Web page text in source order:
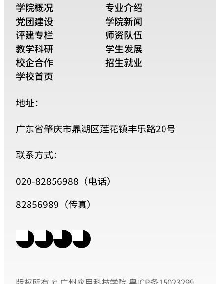
地址：
广东省肇庆市鼎湖区莲花镇丰乐路20号
联系方式：
020-82856988（电话）
82856989（传真）
学院概况
专业介绍
党团建设
学院新闻
评建专栏
师资队伍
教学科研
学生发展
校企合作
招生就业
学校首页